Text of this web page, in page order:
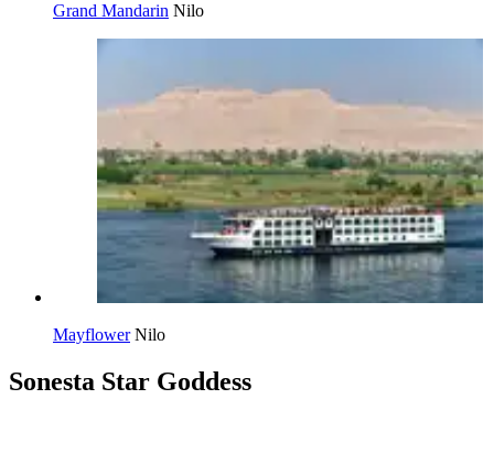
Grand Mandarin Nilo
Mayflower Nilo
Sonesta Star Goddess